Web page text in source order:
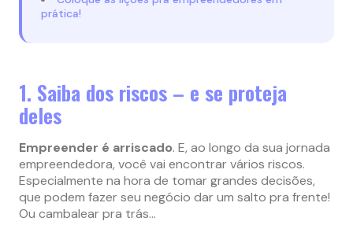
prática!
1. Saiba dos riscos – e se proteja
deles
Empreender é arriscado. E, ao longo da sua jornada
empreendedora, você vai encontrar vários riscos.
Especialmente na hora de tomar grandes decisões,
que podem fazer seu negócio dar um salto pra frente!
Ou cambalear pra trás…